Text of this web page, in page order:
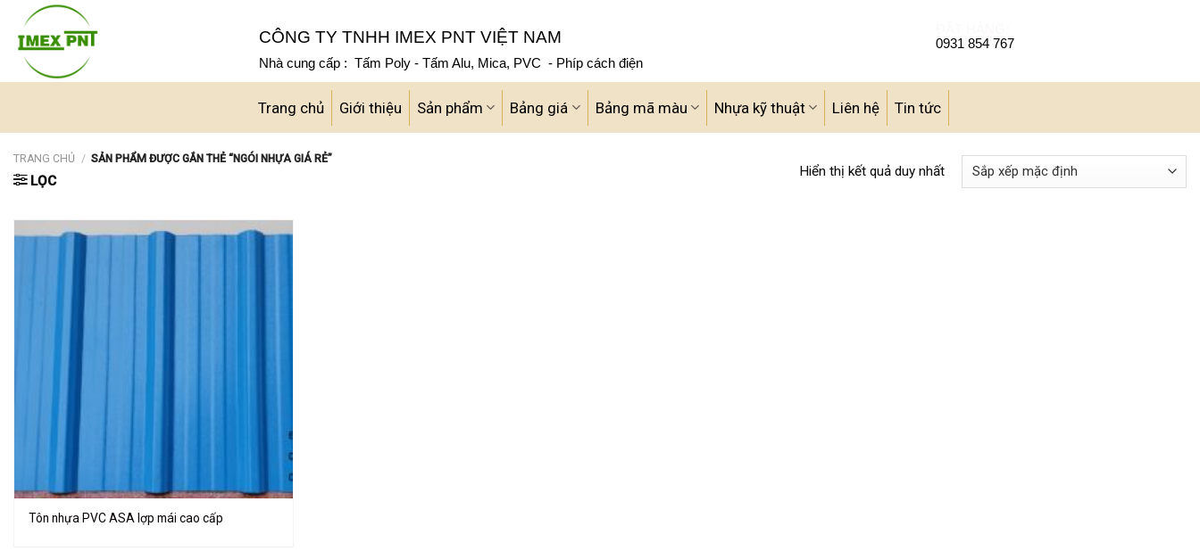
content
CÔNG TY TNHH IMEX PNT VIỆT NAM
Nhà cung cấp : Tấm Poly - Tấm Alu, Mica, PVC - Phíp cách điện
0931 854 767
Trang chủ Giới thiệu Sản phẩm Bảng giá Bảng mã màu Nhựa kỹ thuật Liên hệ Tin tức
TRANG CHỦ / SẢN PHẨM ĐƯỢC GẮN THẺ “NGÓI NHỰA GIÁ RẺ”
LỌC
Hiển thị kết quả duy nhất
Tôn nhựa PVC ASA lợp mái cao cấp